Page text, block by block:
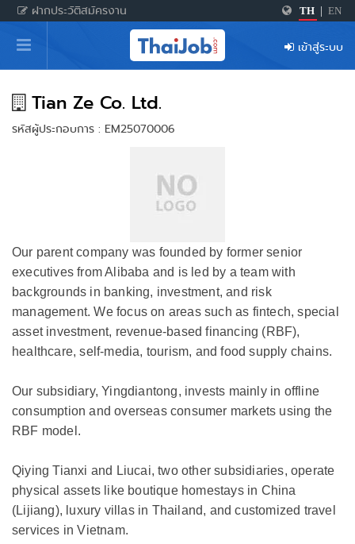
ฝากประวัติสมัครงาน TH EN
หน้าหลัก
ผู้สมัครงาน: เข้าสู่ระบบ
ฝากประวัติสมัครงาน
เกร็ดความรู้
เข้าสู่ระบบ
Tian Ze Co. Ltd.
รหัสผู้ประกอบการ : EM25070006
Our parent company was founded by former senior
executives from Alibaba and is led by a team with
backgrounds in banking, investment, and risk
management. We focus on areas such as fintech, special
asset investment, revenue-based financing (RBF),
healthcare, self-media, tourism, and food supply chains.
Our subsidiary, Yingdiantong, invests mainly in offline
consumption and overseas consumer markets using the
RBF model.
Qiying Tianxi and Liucai, two other subsidiaries, operate
physical assets like boutique homestays in China
(Lijiang), luxury villas in Thailand, and customized travel
services in Vietnam.